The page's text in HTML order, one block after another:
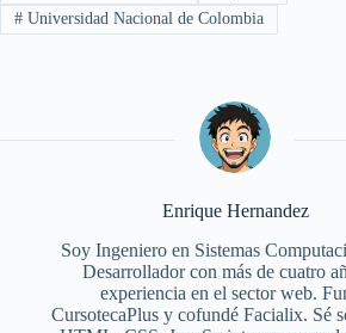
#Universidad Nacional de Colombia
Enrique Hernandez
Soy Ingeniero en Sistemas
Desarrollador con más de cuatro
experiencia en el sector web.
CursotecaPlus y cofundé Facialix. Sé